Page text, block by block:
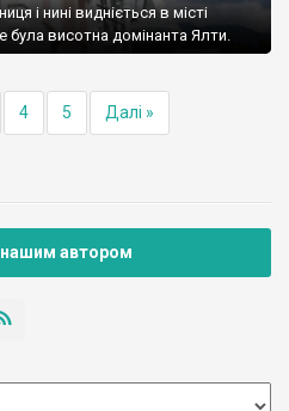
і нині видніється в місті
була висотна домінанта Ялти.
4 5 Далі »
нашим автором